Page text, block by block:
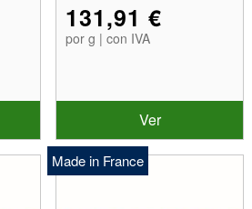
131,91 €
por g | con IVA
Ver
Made in France